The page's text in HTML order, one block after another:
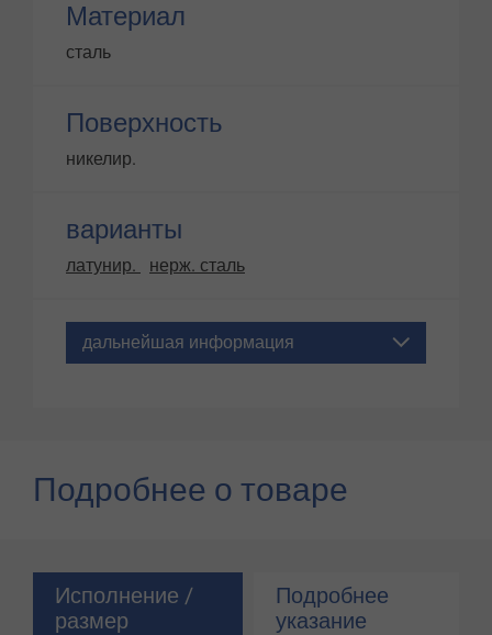
Материал
сталь
Поверхность
никелир.
варианты
латунир. нерж. сталь
дальнейшая информация
Подробнее о товаре
Исполнение /
размер
Подробнее
указание